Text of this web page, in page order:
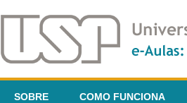
SOBRE COMO FUNCIONA